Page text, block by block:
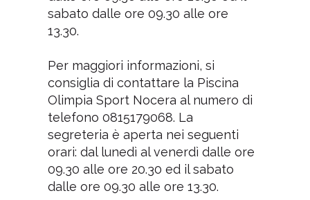
sabato dalle ore 09.30 alle ore
13.30.
Per maggiori informazioni, si
consiglia di contattare la Piscina
Olimpia Sport Nocera al numero di
telefono 0815179068. La
segreteria è aperta nei seguenti
orari: dal lunedì al venerdì dalle ore
09.30 alle ore 20.30 ed il sabato
dalle ore 09.30 alle ore 13.30.